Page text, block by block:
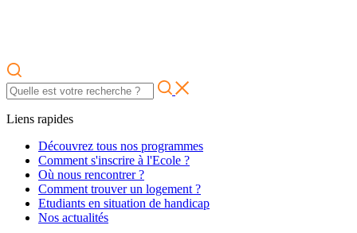
Liens rapides
Découvrez tous nos programmes
Comment s'inscrire à l'Ecole ?
Où nous rencontrer ?
Comment trouver un logement ?
Etudiants en situation de handicap
Nos actualités